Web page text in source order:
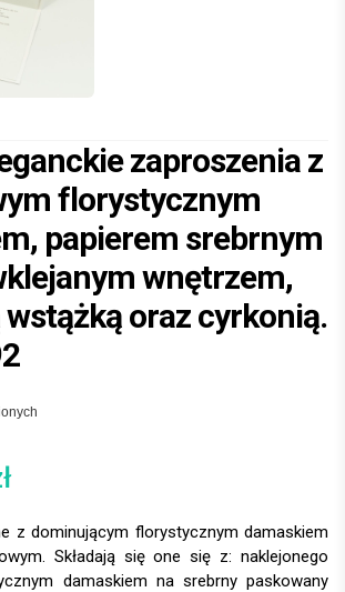
zaproszenia z
florystycznym
papierem srebrnym
wnętrzem,
oraz cyrkonią.
z dominującym florystycznym damaskiem
Składają się one się z: naklejonego
damaskiem na srebrny paskowany